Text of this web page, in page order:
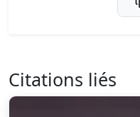
Citations liés